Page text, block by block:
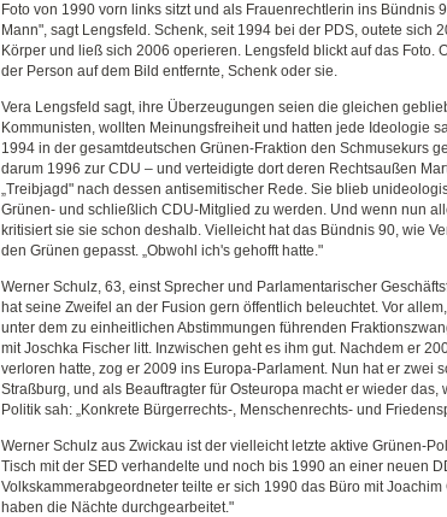
Foto von 1990 vorn links sitzt und als Frauenrechtlerin ins Bündnis
Mann", sagt Lengsfeld. Schenk, seit 1994 bei der PDS, outete sich
Körper und ließ sich 2006 operieren. Lengsfeld blickt auf das Foto.
der Person auf dem Bild entfernte, Schenk oder sie.
Vera Lengsfeld sagt, ihre Überzeugungen seien die gleichen
Kommunisten, wollten Meinungsfreiheit und hatten jede Ideologie
1994 in der gesamtdeutschen Grünen-Fraktion den Schmusekurs
darum 1996 zur CDU – und verteidigte dort deren Rechtsaußen
„Treibjagd" nach dessen antisemitischer Rede. Sie blieb
Grünen- und schließlich CDU-Mitglied zu werden. Und wenn nun
kritisiert sie sie schon deshalb. Vielleicht hat das Bündnis 90, wie
den Grünen gepasst. „Obwohl ich's gehofft hatte."
Werner Schulz, 63, einst Sprecher und Parlamentarischer
hat seine Zweifel an der Fusion gern öffentlich beleuchtet. Vor
unter dem zu einheitlichen Abstimmungen führenden
mit Joschka Fischer litt. Inzwischen geht es ihm gut. Nachdem er
verloren hatte, zog er 2009 ins Europa-Parlament. Nun hat er zwei
Straßburg, und als Beauftragter für Osteuropa macht er wieder das,
Politik sah: „Konkrete Bürgerrechts-, Menschenrechts- und
Werner Schulz aus Zwickau ist der vielleicht letzte aktive Grünen-
Tisch mit der SED verhandelte und noch bis 1990 an einer neuen
Volkskammerabgeordneter teilte er sich 1990 das Büro mit Joachim
haben die Nächte durchgearbeitet."